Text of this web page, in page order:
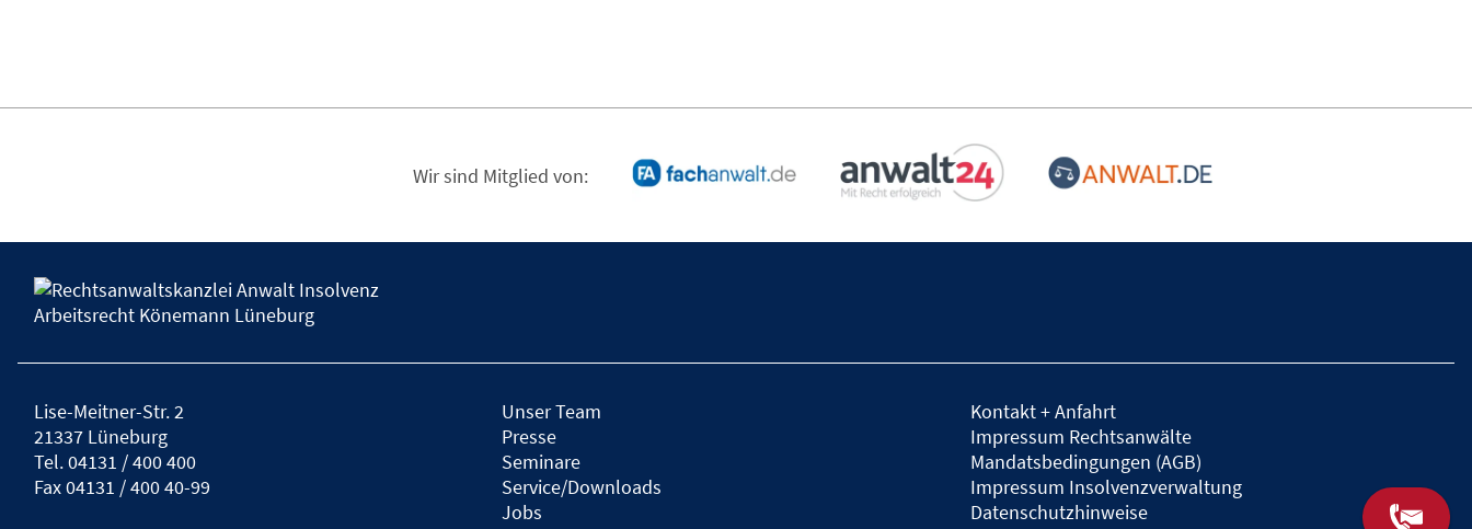
Wir sind Mitglied von:
Lise-Meitner-Str. 2
21337 Lüneburg
Tel.04131 / 400 400
Fax04131 / 400 40-99
Unser Team
Presse
Seminare
Service/Downloads
Jobs
Kontakt + Anfahrt
Impressum Rechtsanwälte
Mandatsbedingungen (AGB)
Impressum Insolvenzverwaltung
Datenschutzhinweise